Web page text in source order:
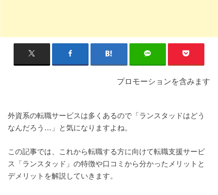
プロモーションを含みます
外資系の転職サービスは多くあるので「ランスタッドはどう
なんだろう…」と気になりますよね。
この記事では、これから転職する方に向けて転職支援サービ
ス「ランスタッド」の特徴や口コミから分かったメリットと
デメリットを解説していきます。